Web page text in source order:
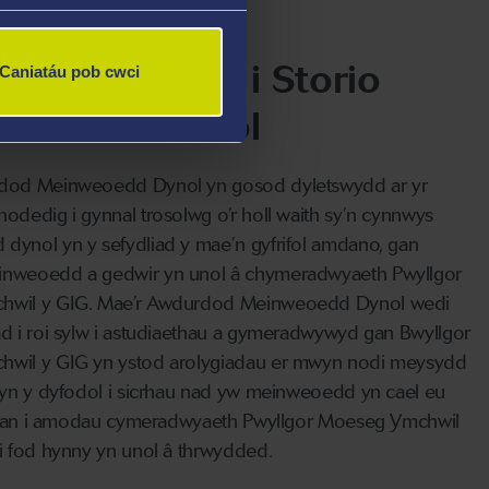
Caniatáu pob cwci
i gyfrinachedd y rhoddwr.
am Fwriad i Storio
Perthnasol
Meinweoedd Dynol yn gosod dyletswydd ar yr
i gynnal trosolwg o’r holl waith sy’n cynnwys
yn y sefydliad y mae’n gyfrifol amdano, gan
a gedwir yn unol â chymeradwyaeth Pwyllgor
y GIG. Mae’r Awdurdod Meinweoedd Dynol wedi
i roi sylw i astudiaethau a gymeradwywyd gan Bwyllgor
y GIG yn ystod arolygiadau er mwyn nodi meysydd
y dyfodol i sicrhau nad yw meinweoedd yn cael eu
i amodau cymeradwyaeth Pwyllgor Moeseg Ymchwil
fod hynny yn unol â thrwydded.